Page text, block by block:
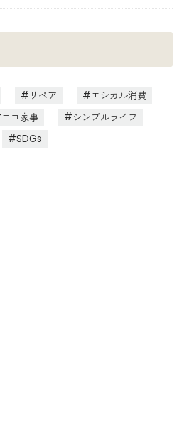
リペア
エシカル消費
エコ家事
シンプルライフ
SDGs